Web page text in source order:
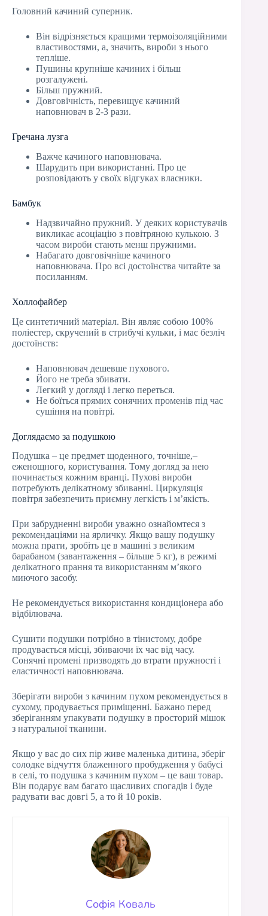
Головний качиний суперник.
Він відрізняється кращими термоізоляційними
властивостями, а, значить, вироби з нього
тепліше.
Пушины крупніше качиних і більш
розгалужені.
Більш пружний.
Довговічність, перевищує качиний
наповнювач в 2-3 рази.
Гречана лузга
Важче качиного наповнювача.
Шарудить при використанні. Про це
розповідають у своїх відгуках власники.
Бамбук
Надзвичайно пружний. У деяких користувачів
викликає асоціацію з повітряною кулькою. З
часом вироби стають менш пружними.
Набагато довговічніше качиного
наповнювача. Про всі достоїнства читайте за
посиланням.
Холлофайбер
Це синтетичний матеріал. Він являє собою 100%
поліестер, скручений в стрибучі кульки, і має безліч
достоїнств:
Наповнювач дешевше пухового.
Його не треба збивати.
Легкий у догляді і легко переться.
Не боїться прямих сонячних променів під час
сушіння на повітрі.
Доглядаємо за подушкою
Подушка – це предмет щоденного, точніше,–
еженощного, користування. Тому догляд за нею
починається кожним вранці. Пухові вироби
потребують делікатному збиванні. Циркуляція
повітря забезпечить приємну легкість і м’якість.
При забрудненні вироби уважно ознайомтеся з
рекомендаціями на ярличку. Якщо вашу подушку
можна прати, зробіть це в машині з великим
барабаном (завантаження – більше 5 кг), в режимі
делікатного прання та використанням м’якого
миючого засобу.
Не рекомендується використання кондиціонера або
відбілювача.
Сушити подушки потрібно в тінистому, добре
продувається місці, збиваючи їх час від часу.
Сонячні промені призводять до втрати пружності і
еластичності наповнювача.
Зберігати вироби з качиним пухом рекомендується в
сухому, продувається приміщенні. Бажано перед
зберіганням упакувати подушку в просторий мішок
з натуральної тканини.
Якщо у вас до сих пір живе маленька дитина, зберіг
солодке відчуття блаженного пробудження у бабусі
в селі, то подушка з качиним пухом – це ваш товар.
Він подарує вам багато щасливих спогадів і буде
радувати вас довгі 5, а то й 10 років.
Софія Коваль